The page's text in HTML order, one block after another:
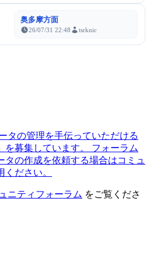
奥多摩方面
26/07/31 22:48 tsrknic
タの管理を手伝っていただける
を募集しています。
フォーラム
タの作成を依頼する場合はコミュ
ださい。
ニティフォーラム をご覧くださ